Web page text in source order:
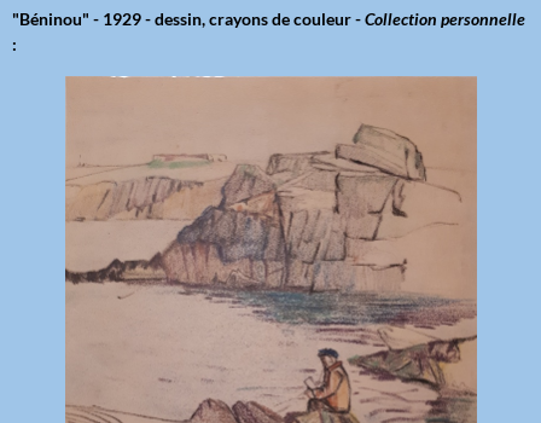
"Béninou" - 1929 - dessin, crayons de couleur -Collection personnelle
: